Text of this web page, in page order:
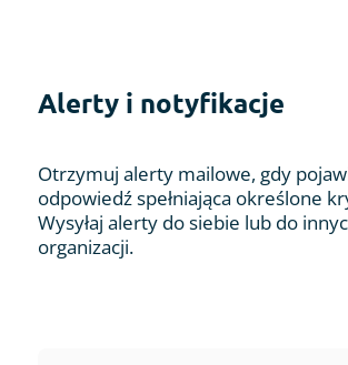
Alerty i notyfikacje
Otrzymuj alerty mailowe, gdy
odpowiedź spełniająca określone
Wysyłaj alerty do siebie lub do
organizacji.